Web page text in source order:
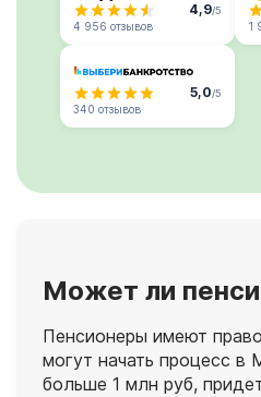
4,9/5
4 956 отзывов 1
5,0/5
340 отзывов
Может ли
Пенсионеры имеют
могут начать процесс
больше 1 млн руб,